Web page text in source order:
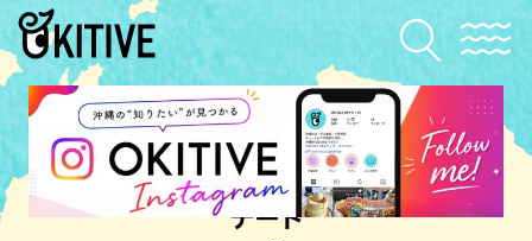
デート